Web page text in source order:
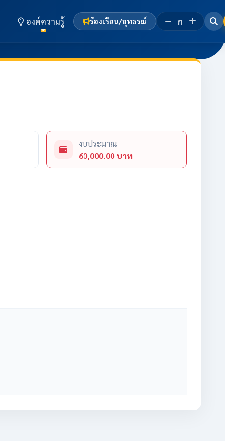
องค์ความรู้ ร้องเรียน/อุทธรณ์ ก
งบประมาณ
60,000.00 บาท